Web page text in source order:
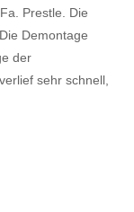
Prestle. Die
Demontage
der
sehr schnell,